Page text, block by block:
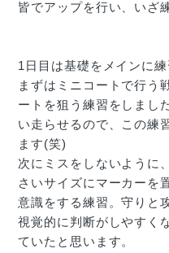
皆でアップを行い、いざ
1日目は基礎をメインに練
まずはミニコートで行う
ートを狙う練習をしまし
い走らせるので、この練
ます(笑)
次にミスをしないように
さいサイズにマーカーを
意識をする練習。守りと
視覚的に判断がしやすく
ていたと思います。